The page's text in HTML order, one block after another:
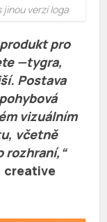
verzí loga
pro
—tygra,
Postava
vizuálním
včetně
rozhraní,“
creative